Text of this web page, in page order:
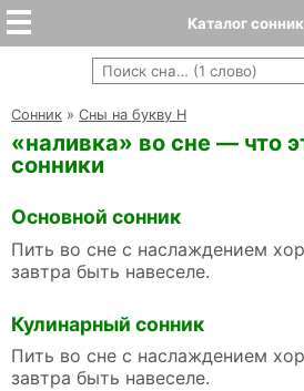
Каталог
Cонник » Сны на букву Н
«наливка» во сне — что
сонники
Основной сонник
Пить во сне с наслаждением
завтра быть навеселе.
Кулинарный сонник
Пить во сне с наслаждением
завтра быть навеселе.